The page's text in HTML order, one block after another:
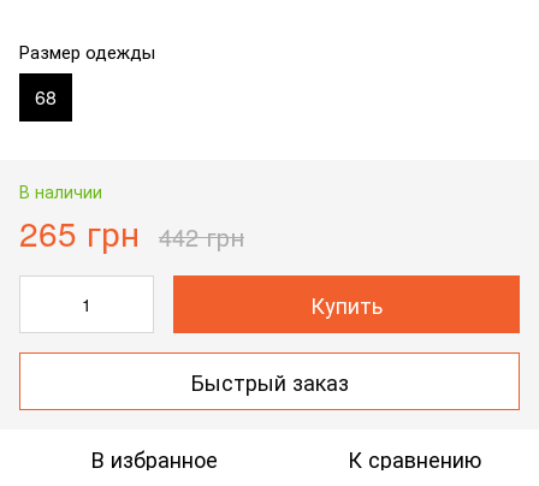
Размер одежды
68
В наличии
265 грн 442 грн
Купить
Быстрый заказ
В избранное К сравнению